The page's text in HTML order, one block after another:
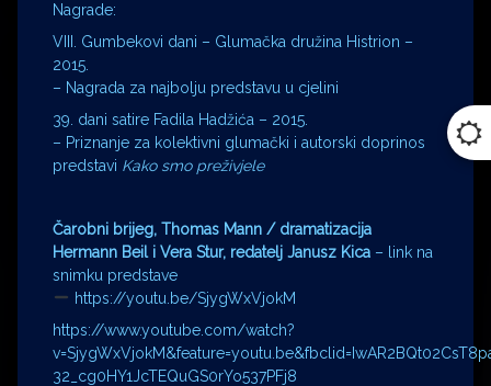
Nagrade:
VIII. Gumbekovi dani – Glumačka družina Histrion –
2015.
– Nagrada za najbolju predstavu u cjelini
39. dani satire Fadila Hadžića – 2015.
– Priznanje za kolektivni glumački i autorski doprinos
predstavi Kako smo preživjele
Čarobni brijeg, Thomas Mann / dramatizacija
Hermann Beil i Vera Stur, redatelj Janusz Kica – link na
snimku predstave
https://youtu.be/SjygWxVjokM
https://www.youtube.com/watch?
32_cg0HY1JcTEQuGS0rYo537PFj8